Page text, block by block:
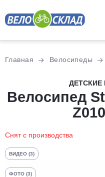
Главная Велосипеды
Велосипед
Снят с производства
ВИДЕО (3)
ФОТО (3)
Разбейте
оплатуна
без
График платежей